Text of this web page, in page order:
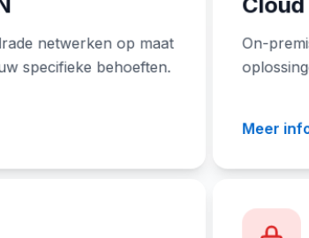
netwerken op maat
specifieke behoeften.
On-
Meer